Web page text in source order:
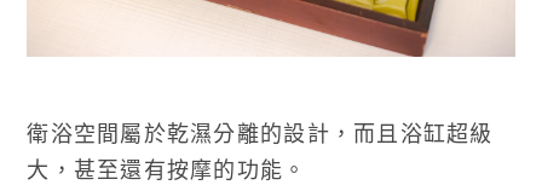
衛浴空間屬於乾濕分離的設計，而且浴缸超級
大，甚至還有按摩的功能。